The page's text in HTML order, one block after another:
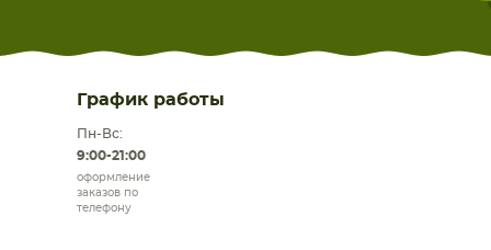
График работы
Пн-Вс:
9:00-21:00
оформление
заказов по
телефону